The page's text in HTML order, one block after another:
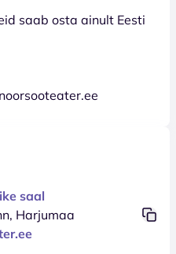
saab osta ainult Eesti
saal
Harjumaa